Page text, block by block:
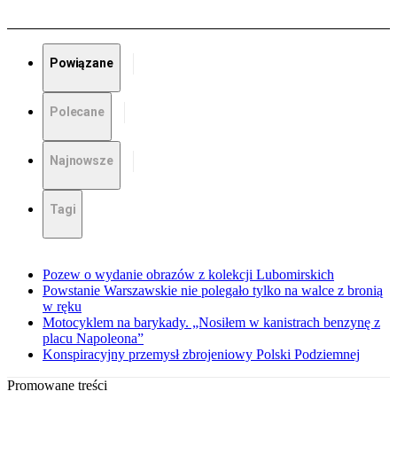
Powiązane
Polecane
Najnowsze
Tagi
Pozew o wydanie obrazów z kolekcji Lubomirskich
Powstanie Warszawskie nie polegało tylko na walce z bronią
w ręku
Motocyklem na barykady. „Nosiłem w kanistrach benzynę z
placu Napoleona”
Konspiracyjny przemysł zbrojeniowy Polski Podziemnej
Promowane treści